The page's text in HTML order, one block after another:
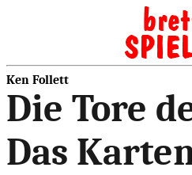
Ken Follett
Die Tore
Das